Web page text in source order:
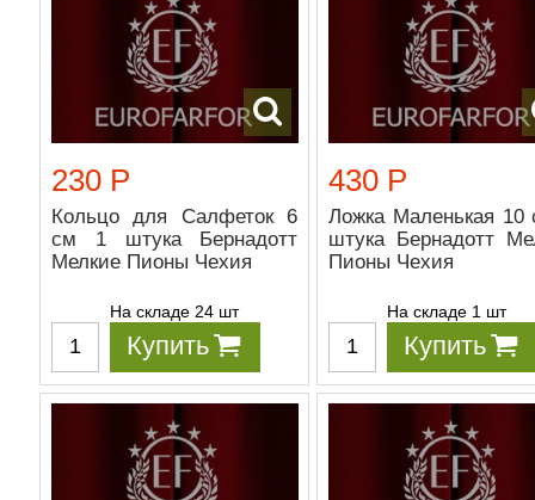
230 Р
Кольцо для Салфеток 6
см 1 штука Бернадотт
Мелкие Пионы Чехия
На складе 24 шт
Купить
430 Р
Ложка Маленькая 10
штука Бернадотт
Пионы Чехия
На складе 1 шт
Купить